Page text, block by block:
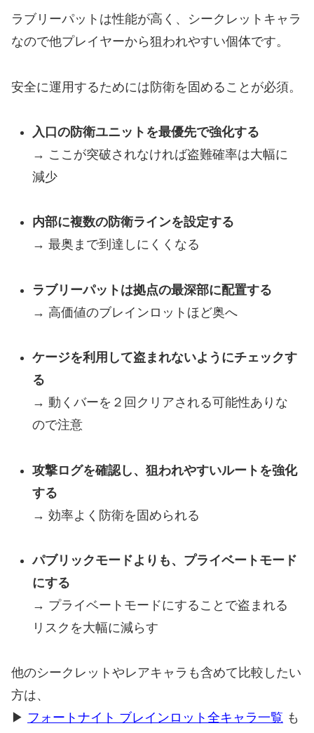
ラブリーパットは性能が高く、シークレットキャラ
なので他プレイヤーから狙われやすい個体です。
安全に運用するためには防衛を固めることが必須。
入口の防衛ユニットを最優先で強化する
→ ここが突破されなければ盗難確率は大幅に
減少
内部に複数の防衛ラインを設定する
→ 最奥まで到達しにくくなる
ラブリーパットは拠点の最深部に配置する
→ 高価値のブレインロットほど奥へ
ケージを利用して盗まれないようにチェックす
る
→ 動くバーを２回クリアされる可能性ありな
ので注意
攻撃ログを確認し、狙われやすいルートを強化
する
→ 効率よく防衛を固められる
パブリックモードよりも、プライベートモード
にする
→ プライベートモードにすることで盗まれる
リスクを大幅に減らす
他のシークレットやレアキャラも含めて比較したい
方は、
▶ フォートナイト ブレインロット全キャラ一覧 も